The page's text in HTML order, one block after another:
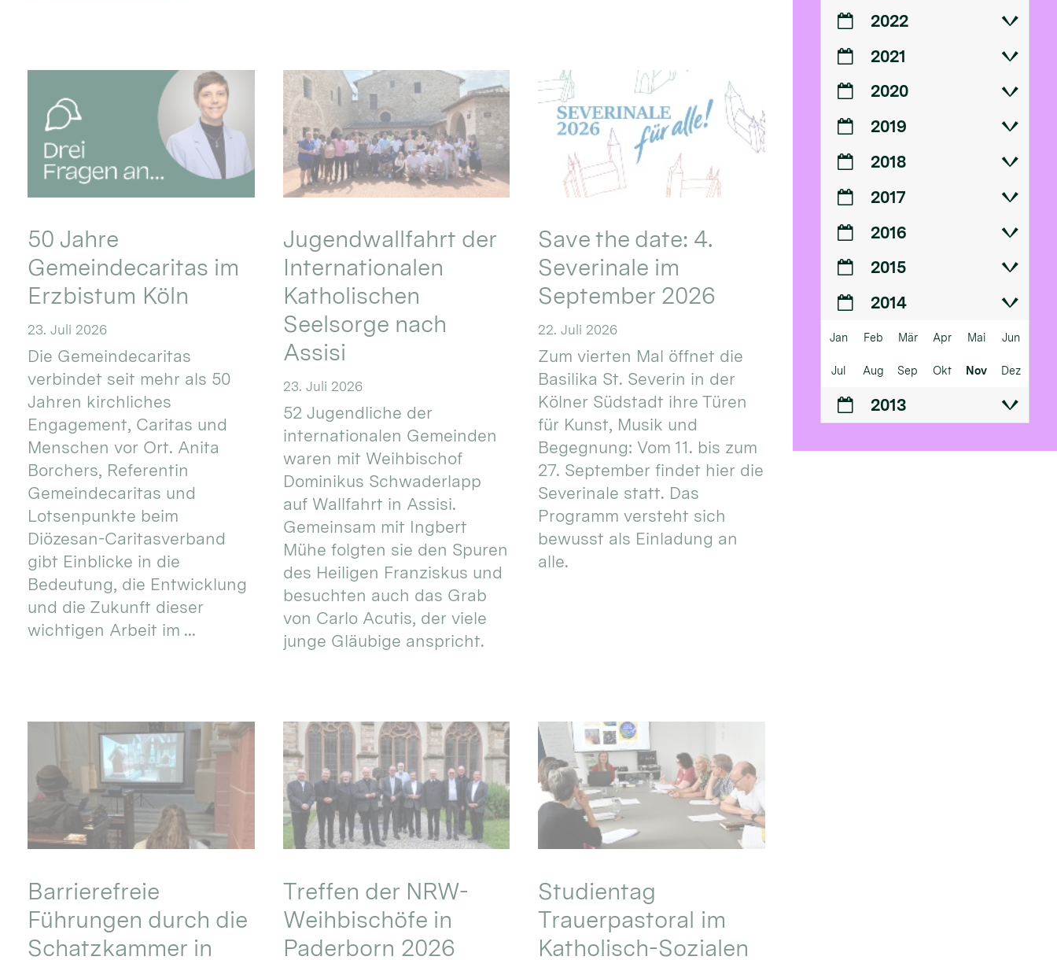
50 Jahre
Gemeindecaritas im
Erzbistum Köln
23. Juli 2026
Die Gemeindecaritas
verbindet seit mehr als 50
Jahren kirchliches
Engagement, Caritas und
Menschen vor Ort. Anita
Borchers, Referentin
Gemeindecaritas und
Lotsenpunkte beim
Diözesan-Caritasverband
gibt Einblicke in die
Bedeutung, die Entwicklung
und die Zukunft dieser
wichtigen Arbeit im ...
Jugendwallfahrt der
Internationalen
Katholischen
Seelsorge nach
Assisi
23. Juli 2026
52 Jugendliche der
internationalen Gemeinden
waren mit Weihbischof
Dominikus Schwaderlapp
auf Wallfahrt in Assisi.
Gemeinsam mit Ingbert
Mühe folgten sie den Spuren
des Heiligen Franziskus und
besuchten auch das Grab
von Carlo Acutis, der viele
junge Gläubige anspricht.
Save the date: 4.
Severinale im
September 2026
22. Juli 2026
Zum vierten Mal öffnet die
Basilika St. Severin in der
Kölner Südstadt ihre Türen
für Kunst, Musik und
Begegnung: Vom 11. bis zum
27. September findet hier die
Severinale statt. Das
Programm versteht sich
bewusst als Einladung an
alle.
Barrierefreie
Führungen durch die
Schatzkammer in
Treffen der NRW-
Weihbischöfe in
Paderborn 2026
Studientag
Trauerpastoral im
Katholisch-Sozialen
2022
2021
2020
2019
2018
2017
2016
2015
2014
Jan Feb Mär Apr Mai Jun
Jul Aug Sep Okt Nov Dez
2013